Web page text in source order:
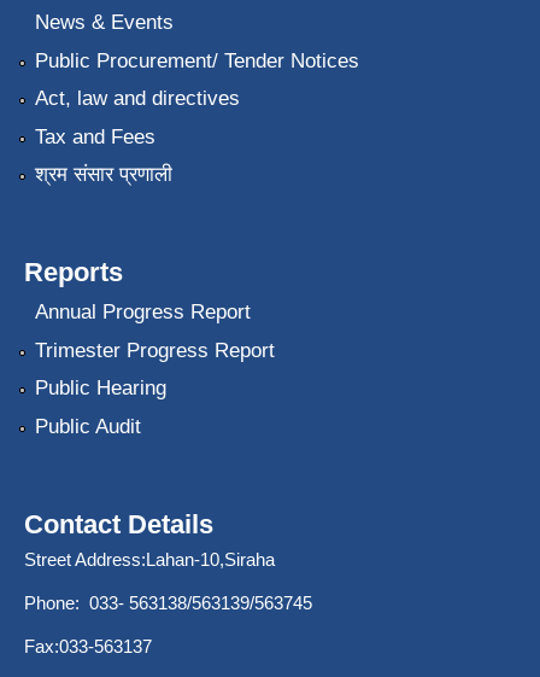
News & Events
Public Procurement/ Tender Notices
Act, law and directives
Tax and Fees
श्रम संसार प्रणाली
Reports
Annual Progress Report
Trimester Progress Report
Public Hearing
Public Audit
Contact Details
Street Address:Lahan-10,Siraha
Phone: 033- 563138/563139/563745
Fax:033-563137